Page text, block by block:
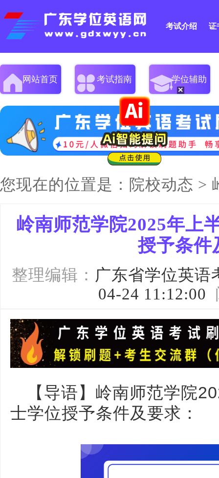
考试介绍 证
×
网站首页 考试指南 学位辅助
您现在的位置是： 院校动态 >
岭南师范学院2025年上
授予条件
整理编辑： 广东省学位英语
04-24 11:12:00
【导语】岭南师范学院
士学位授予条件及要求：